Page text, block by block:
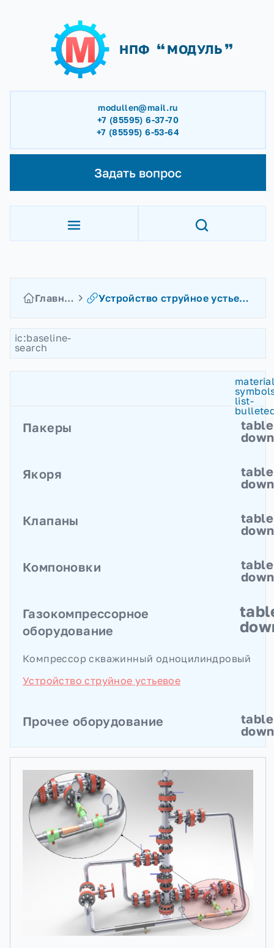
НПФ МОДУЛЬ
modullen@mail.ru
+7 (85595) 6-37-70
+7 (85595) 6-53-64
Задать вопрос
Главная Устройство струйное устьевое
ic:baseline-
search
list-
Пакеры
down
Пакеры разбуриваемые
Якоря
down
Якоря механические осевые
Клапаны
down
Клапаны опрессовочные
Компоновки
down
Компоновки для интенсификации добычи
нефти
Компоновки для ЛНЭК
Газокомпрессорное
оборудование
Компрессор скважинный одноцилиндровый
Устройство струйное устьевое
Прочее оборудование
down
Инструменты посадочные
Гидродоводчики
Стенд для сборки/разборки пакерно-
якорного оборудования